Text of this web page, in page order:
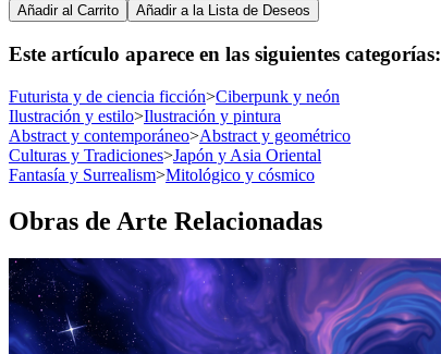
Añadir al Carrito Añadir a la Lista de Deseos
Este artículo aparece en las siguientes categorías:
Futurista y de ciencia ficción>Ciberpunk y neón
Ilustración y estilo>Ilustración y pintura
Abstract y contemporáneo>Abstract y geométrico
Culturas y Tradiciones>Japón y Asia Oriental
Fantasía y Surrealism>Mitológico y cósmico
Obras de Arte Relacionadas